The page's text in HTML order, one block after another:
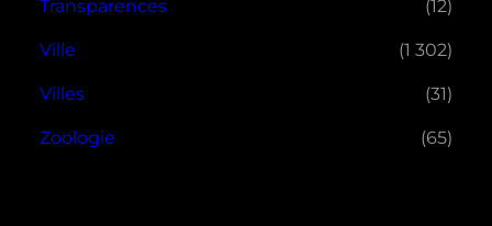
Transparences (12)
Ville (1 302)
Villes (31)
Zoologie (65)